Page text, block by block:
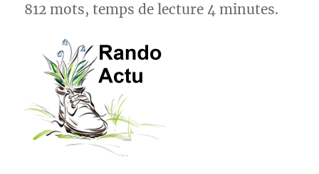
812 mots, temps de lecture 4 minutes.